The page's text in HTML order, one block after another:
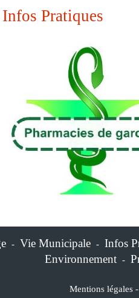
Infos Pratiques
- Vie Municipale - Infos
Environnement -
Mentions légales -